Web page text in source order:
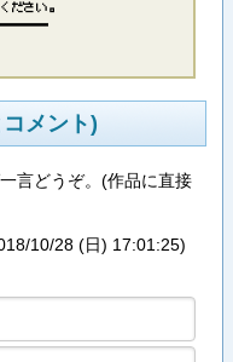
だ​さ​い​。
メント)
言どうぞ。(作品に直接
10/28 (日) 17:01:25)